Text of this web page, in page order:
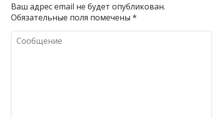
Ваш адрес email не будет опубликован.
Обязательные поля помечены*